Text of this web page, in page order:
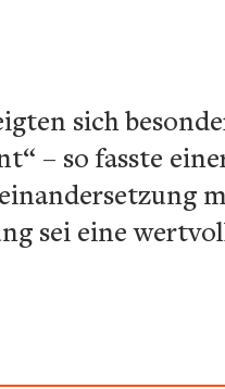
sich
– so fasste
sei eine